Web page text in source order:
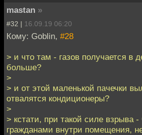
mastan »
#32 | 16.09.19 06:20
Кому: Goblin, #28
> и что там - газов получается в
больше?
>
> и от этой маленькой пачечки
отвалятся кондиционеры?
>
> кстати, при такой силе взрыва -
гражданами внутри помещения,